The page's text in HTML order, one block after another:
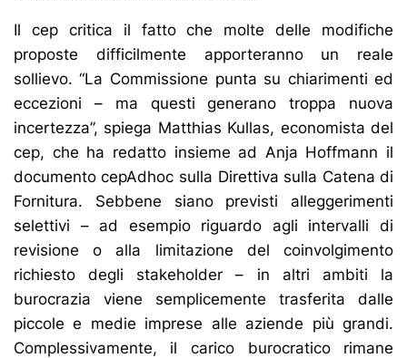
Il cep critica il fatto che molte delle modifiche
proposte difficilmente apporteranno un reale
sollievo. “La Commissione punta su chiarimenti ed
eccezioni – ma questi generano troppa nuova
incertezza”, spiega Matthias Kullas, economista del
cep, che ha redatto insieme ad Anja Hoffmann il
documento cepAdhoc sulla Direttiva sulla Catena di
Fornitura. Sebbene siano previsti alleggerimenti
selettivi – ad esempio riguardo agli intervalli di
revisione o alla limitazione del coinvolgimento
richiesto degli stakeholder – in altri ambiti la
burocrazia viene semplicemente trasferita dalle
piccole e medie imprese alle aziende più grandi.
Complessivamente, il carico burocratico rimane